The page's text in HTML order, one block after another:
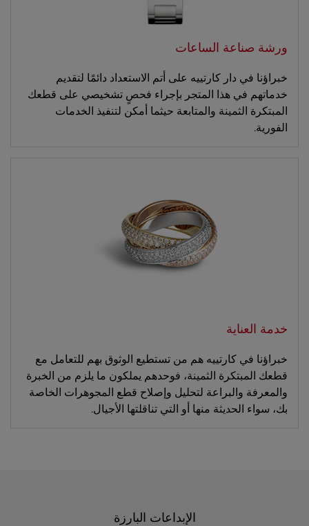
ورشة صناعة الساعات
خبراؤنا في دار كارتييه على أتم الاستعداد دائمًا لتقديم
خدماتهم في هذا المتجر بإجراء فحصٍ تشخيصي على قطعك
المبتكرة الثمينة والمتابعة حيثما أمكن لتنفيذ الخدمات
الفورية.
خدمة العناية
خبراؤنا في كارتييه هم من تستطيع الوثوق بهم للتعامل مع
قطعك المبتكرة الثمينة، فوحدهم يملكون ما يلزم من الخبرة
والمعرفة والبراعة لتحليل وإصلاح قطع المجوهرات الخاصة
بك، سواء الحديثة منها أو التي تناقلتها الأجيال.
الإبداعات البارزة